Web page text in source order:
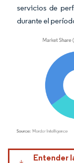
servicios de
durante el
Imagen © Mordor
Entender